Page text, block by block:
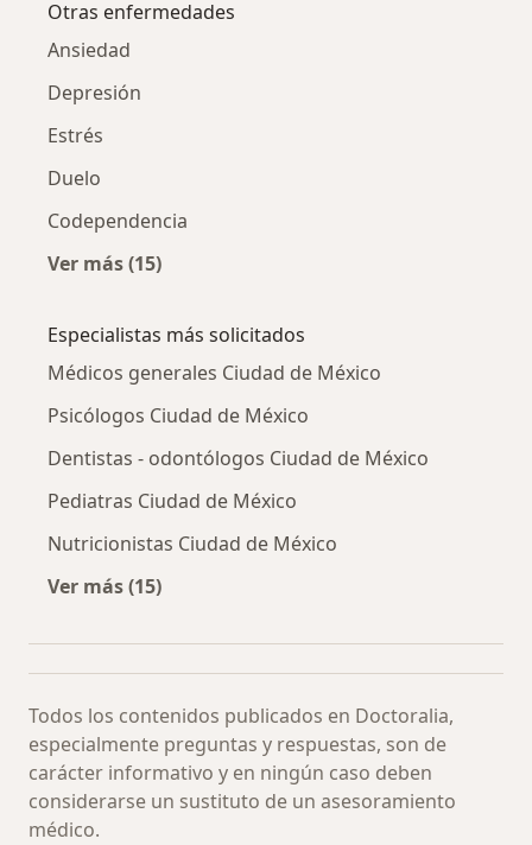
Otras enfermedades
Ansiedad
Depresión
Estrés
Duelo
Codependencia
Ver más (15)
Especialistas más solicitados
Médicos generales Ciudad de México
Psicólogos Ciudad de México
Dentistas - odontólogos Ciudad de México
Pediatras Ciudad de México
Nutricionistas Ciudad de México
Ver más (15)
Todos los contenidos publicados en Doctoralia,
especialmente preguntas y respuestas, son de
carácter informativo y en ningún caso deben
considerarse un sustituto de un asesoramiento
médico.